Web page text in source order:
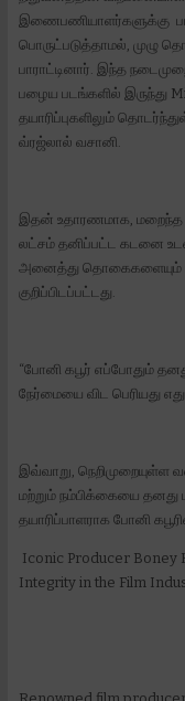
இணைபணியாளர்களுக்கு
பொருட்படுத்தாமல், முழு
பாராட்டினார். இந்த
பழைய படங்களில் இருந்து
தயாரிப்புகளிலும்
வ்ரஜ்லால் வசானி.
இதன் உதாரணமாக, மறைந்த
லட்சம் தனிப்பட்ட கடனை
அனைத்து தொகைகளையும்
குறிப்பிடப்பட்டது.
“போனி கபூர் எப்போதும்
நேர்மையை விட பெரியது
இவ்வாறு,
மற்றும் நம்பிக்கையை தனது
தயாரிப்பாளராக போனி
Iconic Producer Boney
Integrity in the Film